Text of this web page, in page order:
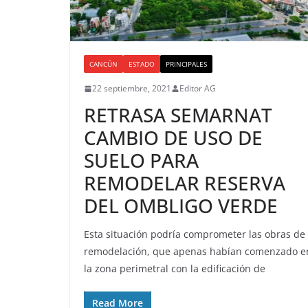
CANCÚN ESTADO PRINCIPALES
22 septiembre, 2021 Editor AG
RETRASA SEMARNAT
CAMBIO DE USO DE
SUELO PARA
REMODELAR RESERVA
DEL OMBLIGO VERDE
Esta situación podría comprometer las obras de
remodelación, que apenas habían comenzado
la zona perimetral con la edificación de
Read More